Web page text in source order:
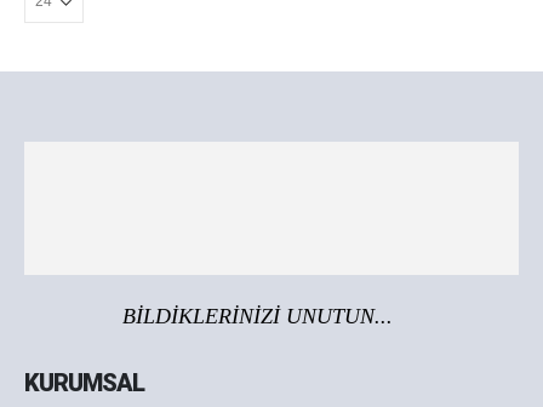
BİLDİKLERİNİZİ UNUTUN...
KURUMSAL